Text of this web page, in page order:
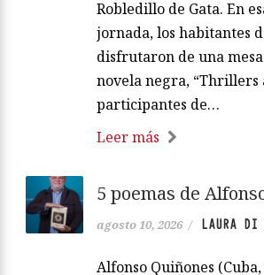
Robledillo de Gata. En
jornada, los habitantes
disfrutaron de una
novela negra, “Thrillers
participantes de…
Leer más
5 poemas de
agosto 10, 2026 / LAURA DI
Alfonso Quiñones